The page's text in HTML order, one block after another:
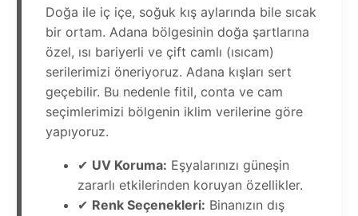
Doğa ile iç içe, soğuk kış aylarında bile sıcak
bir ortam. Adana bölgesinin doğa şartlarına
özel, ısı bariyerli ve çift camlı (ısıcam)
serilerimizi öneriyoruz. Adana kışları sert
geçebilir. Bu nedenle fitil, conta ve cam
seçimlerimizi bölgenin iklim verilerine göre
yapıyoruz.
✔ UV Koruma: Eşyalarınızı güneşin
zararlı etkilerinden koruyan özellikler.
✔ Renk Seçenekleri: Binanızın dış